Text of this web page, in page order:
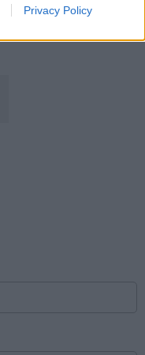
Privacy Policy